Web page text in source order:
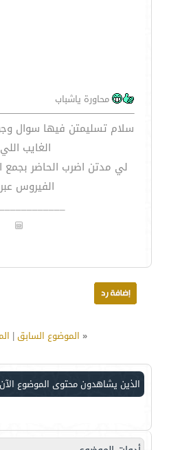
محاورة ياشباب
سلام تسليمتن فيها سوال
الغايب
لي مدتن اضرب الحاضر بجمع
الفيروس
« الموضوع السابق|
الذين يشاهدون محتوى الموضوع الآن